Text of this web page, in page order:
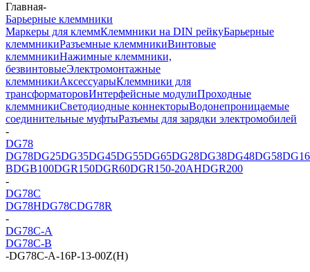
Главная-
Барьерные клеммники
Маркеры для клеммКлеммники на DIN рейкуБарьерные
клеммникиРазъемные клеммникиВинтовые
клеммникиНажимные клеммники,
безвинтовыеЭлектромонтажные
клеммникиАксессуарыКлеммники для
трансформаторовИнтерфейсные модулиПроходные
клеммникиСветодиодные коннекторыВодонепроницаемые
соединительные муфтыРазъемы для зарядки электромобилей
-
DG78
DG78DG25DG35DG45DG55DG65DG28DG38DG48DG58DG16
BDGB100DGR150DGR60DGR150-20AHDGR200
-
DG78C
DG78HDG78CDG78R
-
DG78C-A
DG78C-B
-DG78C-A-16P-13-00Z(H)